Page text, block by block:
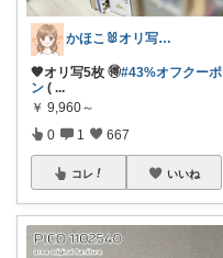
かほこ🐰オリ写350枚以上
🧡オリ写5枚︎ 🉐#43%オフクーポ
ン ( ...
￥ 9,960～
0 1 667
コレ いいね